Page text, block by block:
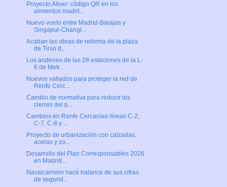
Proyecto Aliver: código QR en los
alimentos madril...
Nuevo vuelo entre Madrid-Barajas y
Singapur-Changi...
Acaban las obras de reforma de la plaza
de Tirso d...
Los andenes de las 28 estaciones de la L-
6 de Metr...
Nuevos vallados para proteger la red de
Renfe Cerc...
Cambio de normativa para reducir los
cierres del p...
Cambios en Renfe Cercanías líneas C-2,
C-7, C-8 y ...
Proyecto de urbanización con calzadas,
aceras y zo...
Desarrollo del Plan Corresponsables 2026
en Madrid...
Navalcarnero hace balance de sus cifras
de segurid...